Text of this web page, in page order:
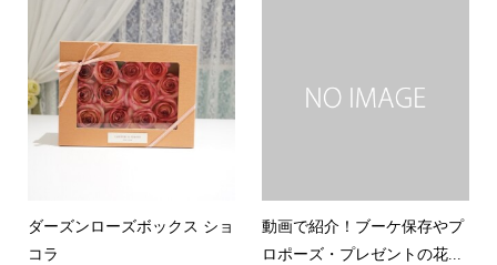
ダーズンローズボックス ショ
コラ
動画で紹介！ブーケ保存やプ
ロポーズ・プレゼントの花...